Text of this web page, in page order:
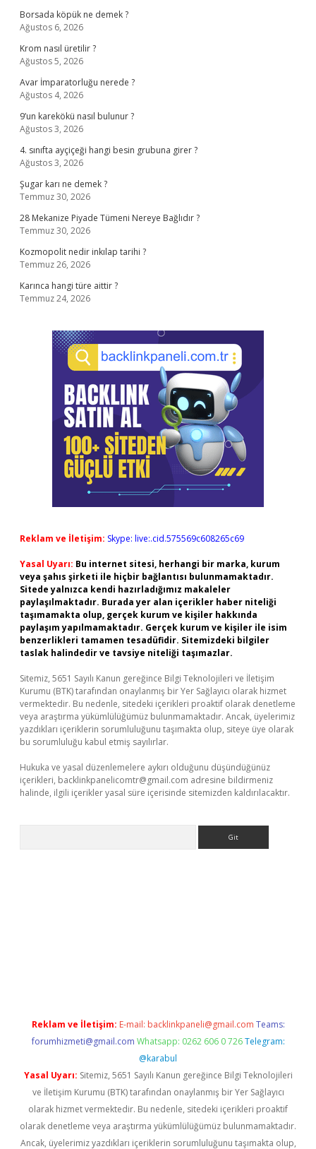
Borsada köpük ne demek ?
Ağustos 6, 2026
Krom nasıl üretilir ?
Ağustos 5, 2026
Avar İmparatorluğu nerede ?
Ağustos 4, 2026
9’un karekökü nasıl bulunur ?
Ağustos 3, 2026
4. sınıfta ayçiçeği hangi besin grubuna girer ?
Ağustos 3, 2026
Şugar karı ne demek ?
Temmuz 30, 2026
28 Mekanize Piyade Tümeni Nereye Bağlıdır ?
Temmuz 30, 2026
Kozmopolit nedir inkılap tarihi ?
Temmuz 26, 2026
Karınca hangi türe aittir ?
Temmuz 24, 2026
Reklam ve İletişim: Skype: live:.cid.575569c608265c69
Yasal Uyarı: Bu internet sitesi, herhangi bir marka, kurum
veya şahıs şirketi ile hiçbir bağlantısı bulunmamaktadır.
Sitede yalnızca kendi hazırladığımız makaleler
paylaşılmaktadır. Burada yer alan içerikler haber niteliği
taşımamakta olup, gerçek kurum ve kişiler hakkında
paylaşım yapılmamaktadır. Gerçek kurum ve kişiler ile isim
benzerlikleri tamamen tesadüfidir. Sitemizdeki bilgiler
taslak halindedir ve tavsiye niteliği taşımazlar.
Sitemiz, 5651 Sayılı Kanun gereğince Bilgi Teknolojileri ve İletişim
Kurumu (BTK) tarafından onaylanmış bir Yer Sağlayıcı olarak hizmet
vermektedir. Bu nedenle, sitedeki içerikleri proaktif olarak denetleme
veya araştırma yükümlülüğümüz bulunmamaktadır. Ancak, üyelerimiz
yazdıkları içeriklerin sorumluluğunu taşımakta olup, siteye üye olarak
bu sorumluluğu kabul etmiş sayılırlar.
Hukuka ve yasal düzenlemelere aykırı olduğunu düşündüğünüz
içerikleri, backlinkpanelicomtr@gmail.com adresine bildirmeniz
halinde, ilgili içerikler yasal süre içerisinde sitemizden kaldırılacaktır.
Reklam ve İletişim: E-mail: backlinkpaneli@gmail.com Teams:
forumhizmeti@gmail.com Whatsapp: 0262 606 0 726 Telegram:
@karabul
Yasal Uyarı: Sitemiz, 5651 Sayılı Kanun gereğince Bilgi Teknolojileri
ve İletişim Kurumu (BTK) tarafından onaylanmış bir Yer Sağlayıcı
olarak hizmet vermektedir. Bu nedenle, sitedeki içerikleri proaktif
olarak denetleme veya araştırma yükümlülüğümüz bulunmamaktadır.
Ancak, üyelerimiz yazdıkları içeriklerin sorumluluğunu taşımakta olup,